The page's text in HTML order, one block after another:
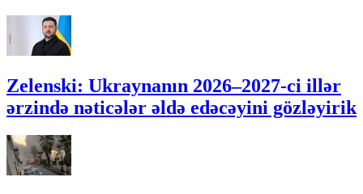
Zelenski: Ukraynanın 2026–2027-ci illər
ərzində nəticələr əldə edəcəyini gözləyirik